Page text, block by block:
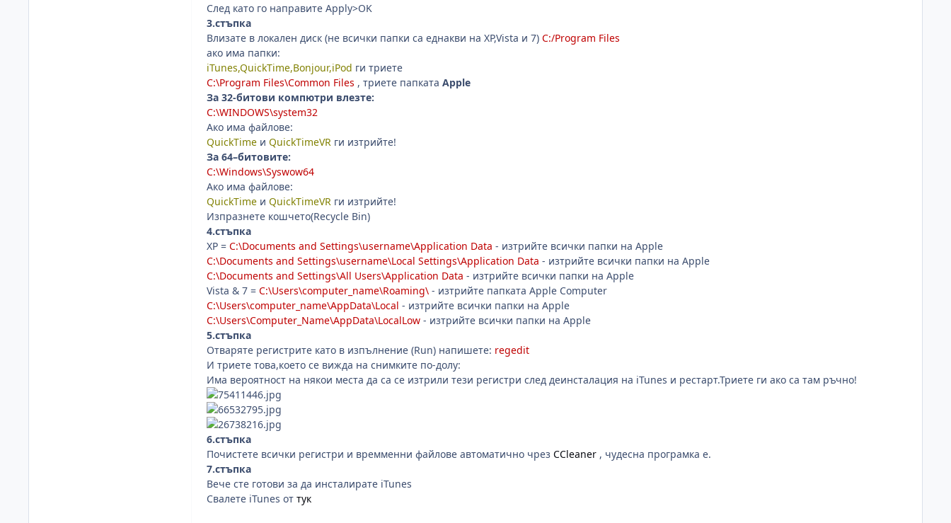
След като го направите Apply>OK
3.стъпка
Влизате в локален диск (не всички папки са еднакви на XP,Vista и 7) C:/Program Files
ако има папки:
iTunes,QuickTime,Bonjour,iPod ги триете
C:\Program Files\Common Files , триете папката Apple
За 32-битови компютри влезте:
C:\WINDOWS\system32
Ако има файлове:
QuickTime и QuickTimeVR ги изтрийте!
За 64–битовите:
C:\Windows\Syswow64
Ако има файлове:
QuickTime и QuickTimeVR ги изтрийте!
Изпразнете кошчето(Recycle Bin)
4.стъпка
XP = C:\Documents and Settings\username\Application Data - изтрийте всички папки на Apple
C:\Documents and Settings\username\Local Settings\Application Data - изтрийте всички папки на Apple
C:\Documents and Settings\All Users\Application Data - изтрийте всички папки на Apple
Vista & 7 = C:\Users\computer_name\Roaming\ - изтрийте папката Apple Computer
C:\Users\computer_name\AppData\Local - изтрийте всички папки на Apple
C:\Users\Computer_Name\AppData\LocalLow - изтрийте всички папки на Apple
5.стъпка
Отваряте регистрите като в изпълнение (Run) напишете: regedit
И триете това,което се вижда на снимките по-долу:
Има вероятност на някои места да са се изтрили тези регистри след деинсталация на iTunes и рестарт.Триете ги ако са там ръчно!
6.стъпка
Почистете всички регистри и времменни файлове автоматично чрез CCleaner , чудесна програмка е.
7.стъпка
Вече сте готови за да инсталирате iTunes
Свалете iTunes от тук